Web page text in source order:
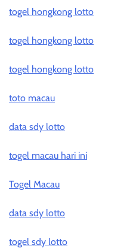
togel hongkong lotto
togel hongkong lotto
togel hongkong lotto
toto macau
data sdy lotto
togel macau hari ini
Togel Macau
data sdy lotto
togel sdy lotto